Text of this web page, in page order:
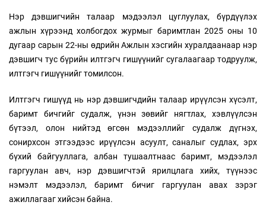
Нэр дэвшигчийн талаар мэдээлэл цуглуулах, бүрдүүлэх
ажлын хүрээнд холбогдох журмыг баримтлан 2025 оны 10
дугаар сарын 22-ны өдрийн Ажлын хэсгийн хуралдаанаар нэр
дэвшигч тус бүрийн илтгэгч гишүүнийг сугалаагаар тодруулж,
илтгэгч гишүүнийг томилсон.
Илтгэгч гишүүд нь нэр дэвшигчдийн талаар ирүүлсэн хүсэлт,
баримт бичгийг судалж, үнэн зөвийг нягтлах, хэвлүүлсэн
бүтээл, олон нийтэд өгсөн мэдээллийг судалж дүгнэх,
сонирхсон этгээдээс ирүүлсэн асуулт, саналыг судлах, эрх
бүхий байгууллага, албан тушаалтнаас баримт, мэдээлэл
гаргуулан авч, нэр дэвшигчтэй ярилцлага хийх, түүнээс
нэмэлт мэдээлэл, баримт бичиг гаргуулан авах зэрэг
ажиллагааг хийсэн байна.